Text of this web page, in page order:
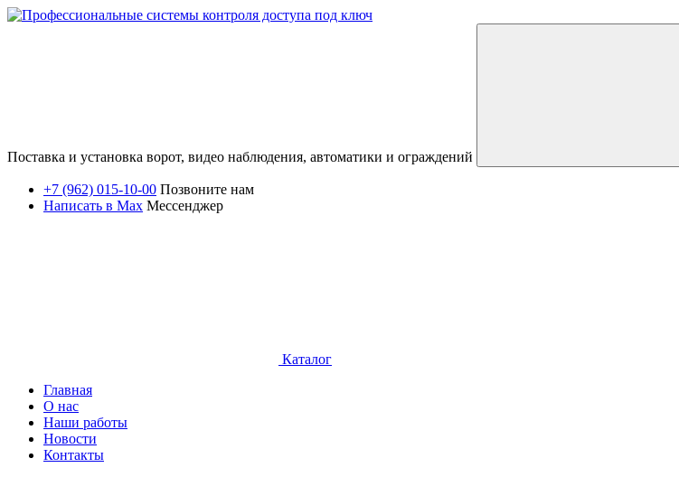
Поставка и установка ворот, видео наблюдения, автоматики и ограждений
+7 (962) 015-10-00 Позвоните нам
Написать в Max Мессенджер
Каталог
Главная
О нас
Наши работы
Новости
Контакты